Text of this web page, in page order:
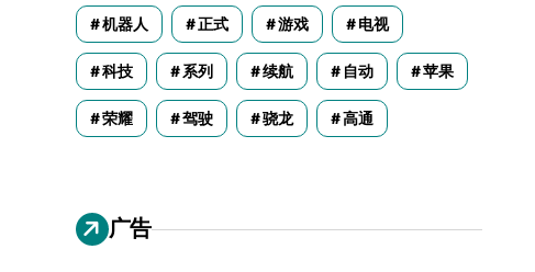
机器人 正式 游戏 电视
科技 系列 续航 自动 苹果
荣耀 驾驶 骁龙 高通
广告